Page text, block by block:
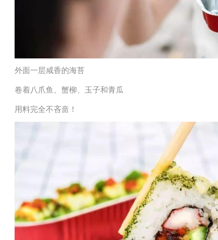
外面一层咸香的海苔
卷着八爪鱼、蟹柳、玉子和青瓜
用料完全不吝啬！